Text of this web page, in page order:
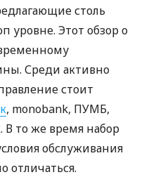
столь
уровне. Этот обзор о
Среди активно
стоит
, monobank, ПУМБ,
В то же время набор
обслуживания
отличаться.